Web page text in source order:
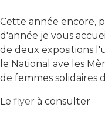
Cette année encore,
d'année je vous
de deux expositions
le National ave les
de femmes solidaires
Le flyer à consulter